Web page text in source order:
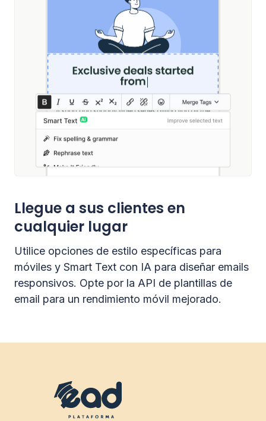
Llegue a sus clientes en
cualquier lugar
Utilice opciones de estilo específicas para
móviles y Smart Text con IA para diseñar emails
responsivos. Opte por la API de plantillas de
email para un rendimiento móvil mejorado.